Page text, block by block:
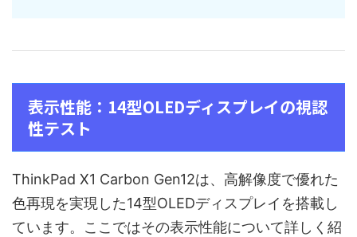
表示性能：14型OLEDディスプレイの視認
性テスト
ThinkPad X1 Carbon Gen12は、高解像度で優れた
色再現を実現した14型OLEDディスプレイを搭載し
ています。ここではその表示性能について詳しく紹